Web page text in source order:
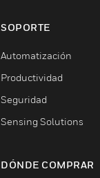
SOPORTE
Automatización
Productividad
Seguridad
Sensing Solutions
DÓNDE COMPRAR